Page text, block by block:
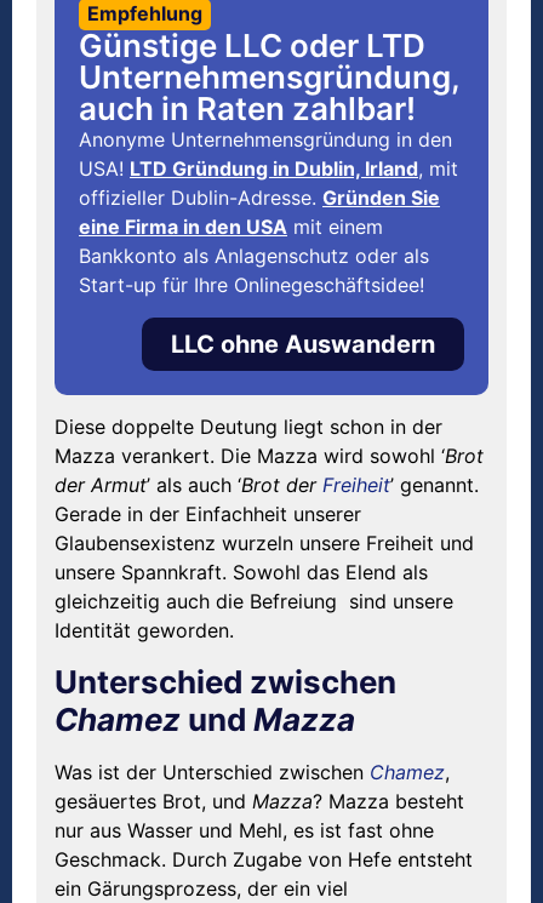
Empfehlung
Günstige LLC oder LTD
Unternehmensgründung,
auch in Raten zahlbar!
Anonyme Unternehmensgründung in den
USA! LTD Gründung in Dublin, Irland, mit
offizieller Dublin-Adresse. Gründen Sie
eine Firma in den USA mit einem
Bankkonto als Anlagenschutz oder als
Start-up für Ihre Onlinegeschäftsidee!
LLC ohne Auswandern
Diese doppelte Deutung liegt schon in der
Mazza verankert. Die Mazza wird sowohl ‘Brot
der Armut’ als auch ‘Brot der Freiheit’ genannt.
Gerade in der Einfachheit unserer
Glaubensexistenz wurzeln unsere Freiheit und
unsere Spannkraft. Sowohl das Elend als
gleichzeitig auch die Befreiung sind unsere
Identität geworden.
Unterschied zwischen
Chamez und Mazza
Was ist der Unterschied zwischen Chamez,
gesäuertes Brot, und Mazza? Mazza besteht
nur aus Wasser und Mehl, es ist fast ohne
Geschmack. Durch Zugabe von Hefe entsteht
ein Gärungsprozess, der ein viel